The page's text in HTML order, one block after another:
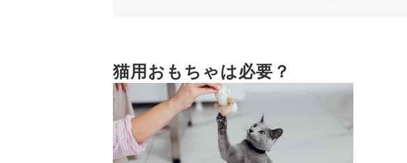
5 誤飲を防ぐために、できるだけパーツが大きいものを選ぼう
耐久性は口コミを参考にして！交換用パーツがあると長く使える
かわいい猫やインテリアに馴染むおしゃれなおもちゃにも注目しよう
猫用おもちゃ全35商品おすすめ人気ランキング
猫用おもちゃは必要？